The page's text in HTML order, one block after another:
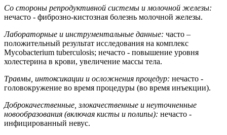
Со стороны репродуктивной системы и молочной железы:
нечасто - фиброзно-кистозная болезнь молочной железы.
Лабораторные и инструментальные данные: часто –
положительный результат исследования на комплекс
Mycobacterium tuberculosis; нечасто - повышение уровня
холестерина в крови, увеличение массы тела.
Травмы, интоксикации и осложнения процедур: нечасто -
головокружение во время процедуры (во время инъекции).
Доброкачественные, злокачественные и неуточненные
новообразования (включая кисты и полипы): нечасто -
инфицированный невус.